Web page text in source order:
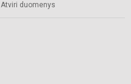
Atviri duomenys